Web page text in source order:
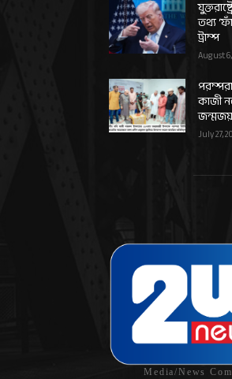
তথ্য
ট্রাম্প
August
কাজী
July 27,
Media/News